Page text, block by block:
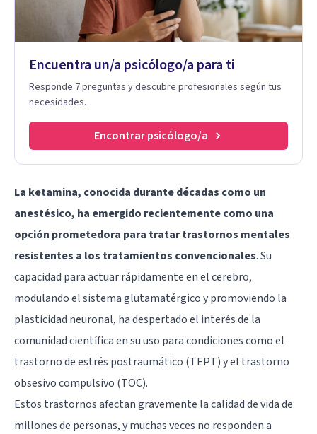
Encuentra un/a psicólogo/a para ti
Responde 7 preguntas y descubre profesionales según tus
necesidades.
Encontrar psicólogo/a
La ketamina, conocida durante décadas como un
anestésico, ha emergido recientemente como una
opción prometedora para tratar trastornos mentales
resistentes a los tratamientos convencionales. Su
capacidad para actuar rápidamente en el cerebro,
modulando el sistema glutamatérgico y promoviendo la
plasticidad neuronal, ha despertado el interés de la
comunidad científica en su uso para condiciones como el
trastorno de estrés postraumático (TEPT) y el trastorno
obsesivo compulsivo (TOC).
Estos trastornos afectan gravemente la calidad de vida de
millones de personas, y muchas veces no responden a